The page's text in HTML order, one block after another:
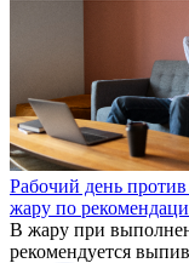
Рабочий день
жару по
В жару при
рекомендуется